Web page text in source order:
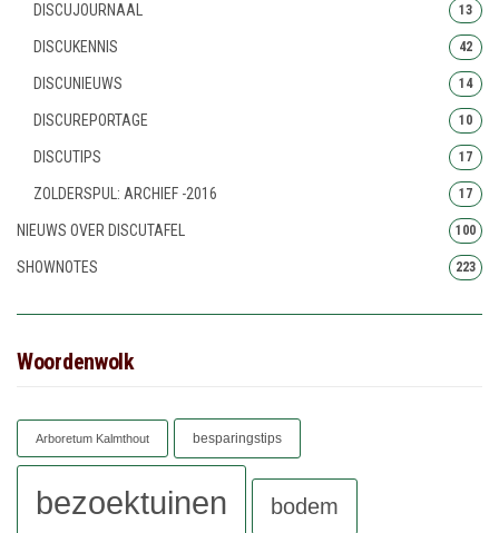
DISCUJOURNAAL 13
DISCUKENNIS 42
DISCUNIEUWS 14
DISCUREPORTAGE 10
DISCUTIPS 17
ZOLDERSPUL: ARCHIEF -2016 17
NIEUWS OVER DISCUTAFEL 100
SHOWNOTES 223
Woordenwolk
Arboretum Kalmthout besparingstips
bezoektuinen bodem